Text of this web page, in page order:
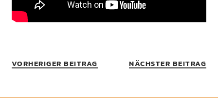
VORHERIGER BEITRAG NÄCHSTER BEITRAG